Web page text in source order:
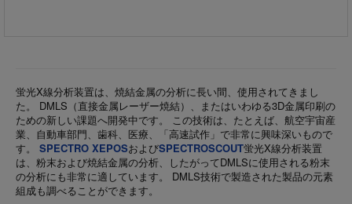
蛍光X線分析装置は、焼結金属の分析に長い間、使用されてきまし
た。 DMLS（直接金属レーザー焼結）、またはいわゆる3D金属印刷の
ための新しい課題へ開発中です。 この技術は、たとえば、航空宇宙産
業、自動車部門、歯科、医療、「高速試作」で非常に興味深いもので
す。 SPECTRO XEPOSおよびSPECTROSCOUT蛍光X線分析装置
は、粉末および焼結金属の分析、したがってDMLSに使用される粉末
の分析にも非常に適しています。 DMLS技術で製造された製品の元素
組成も調べることができます。